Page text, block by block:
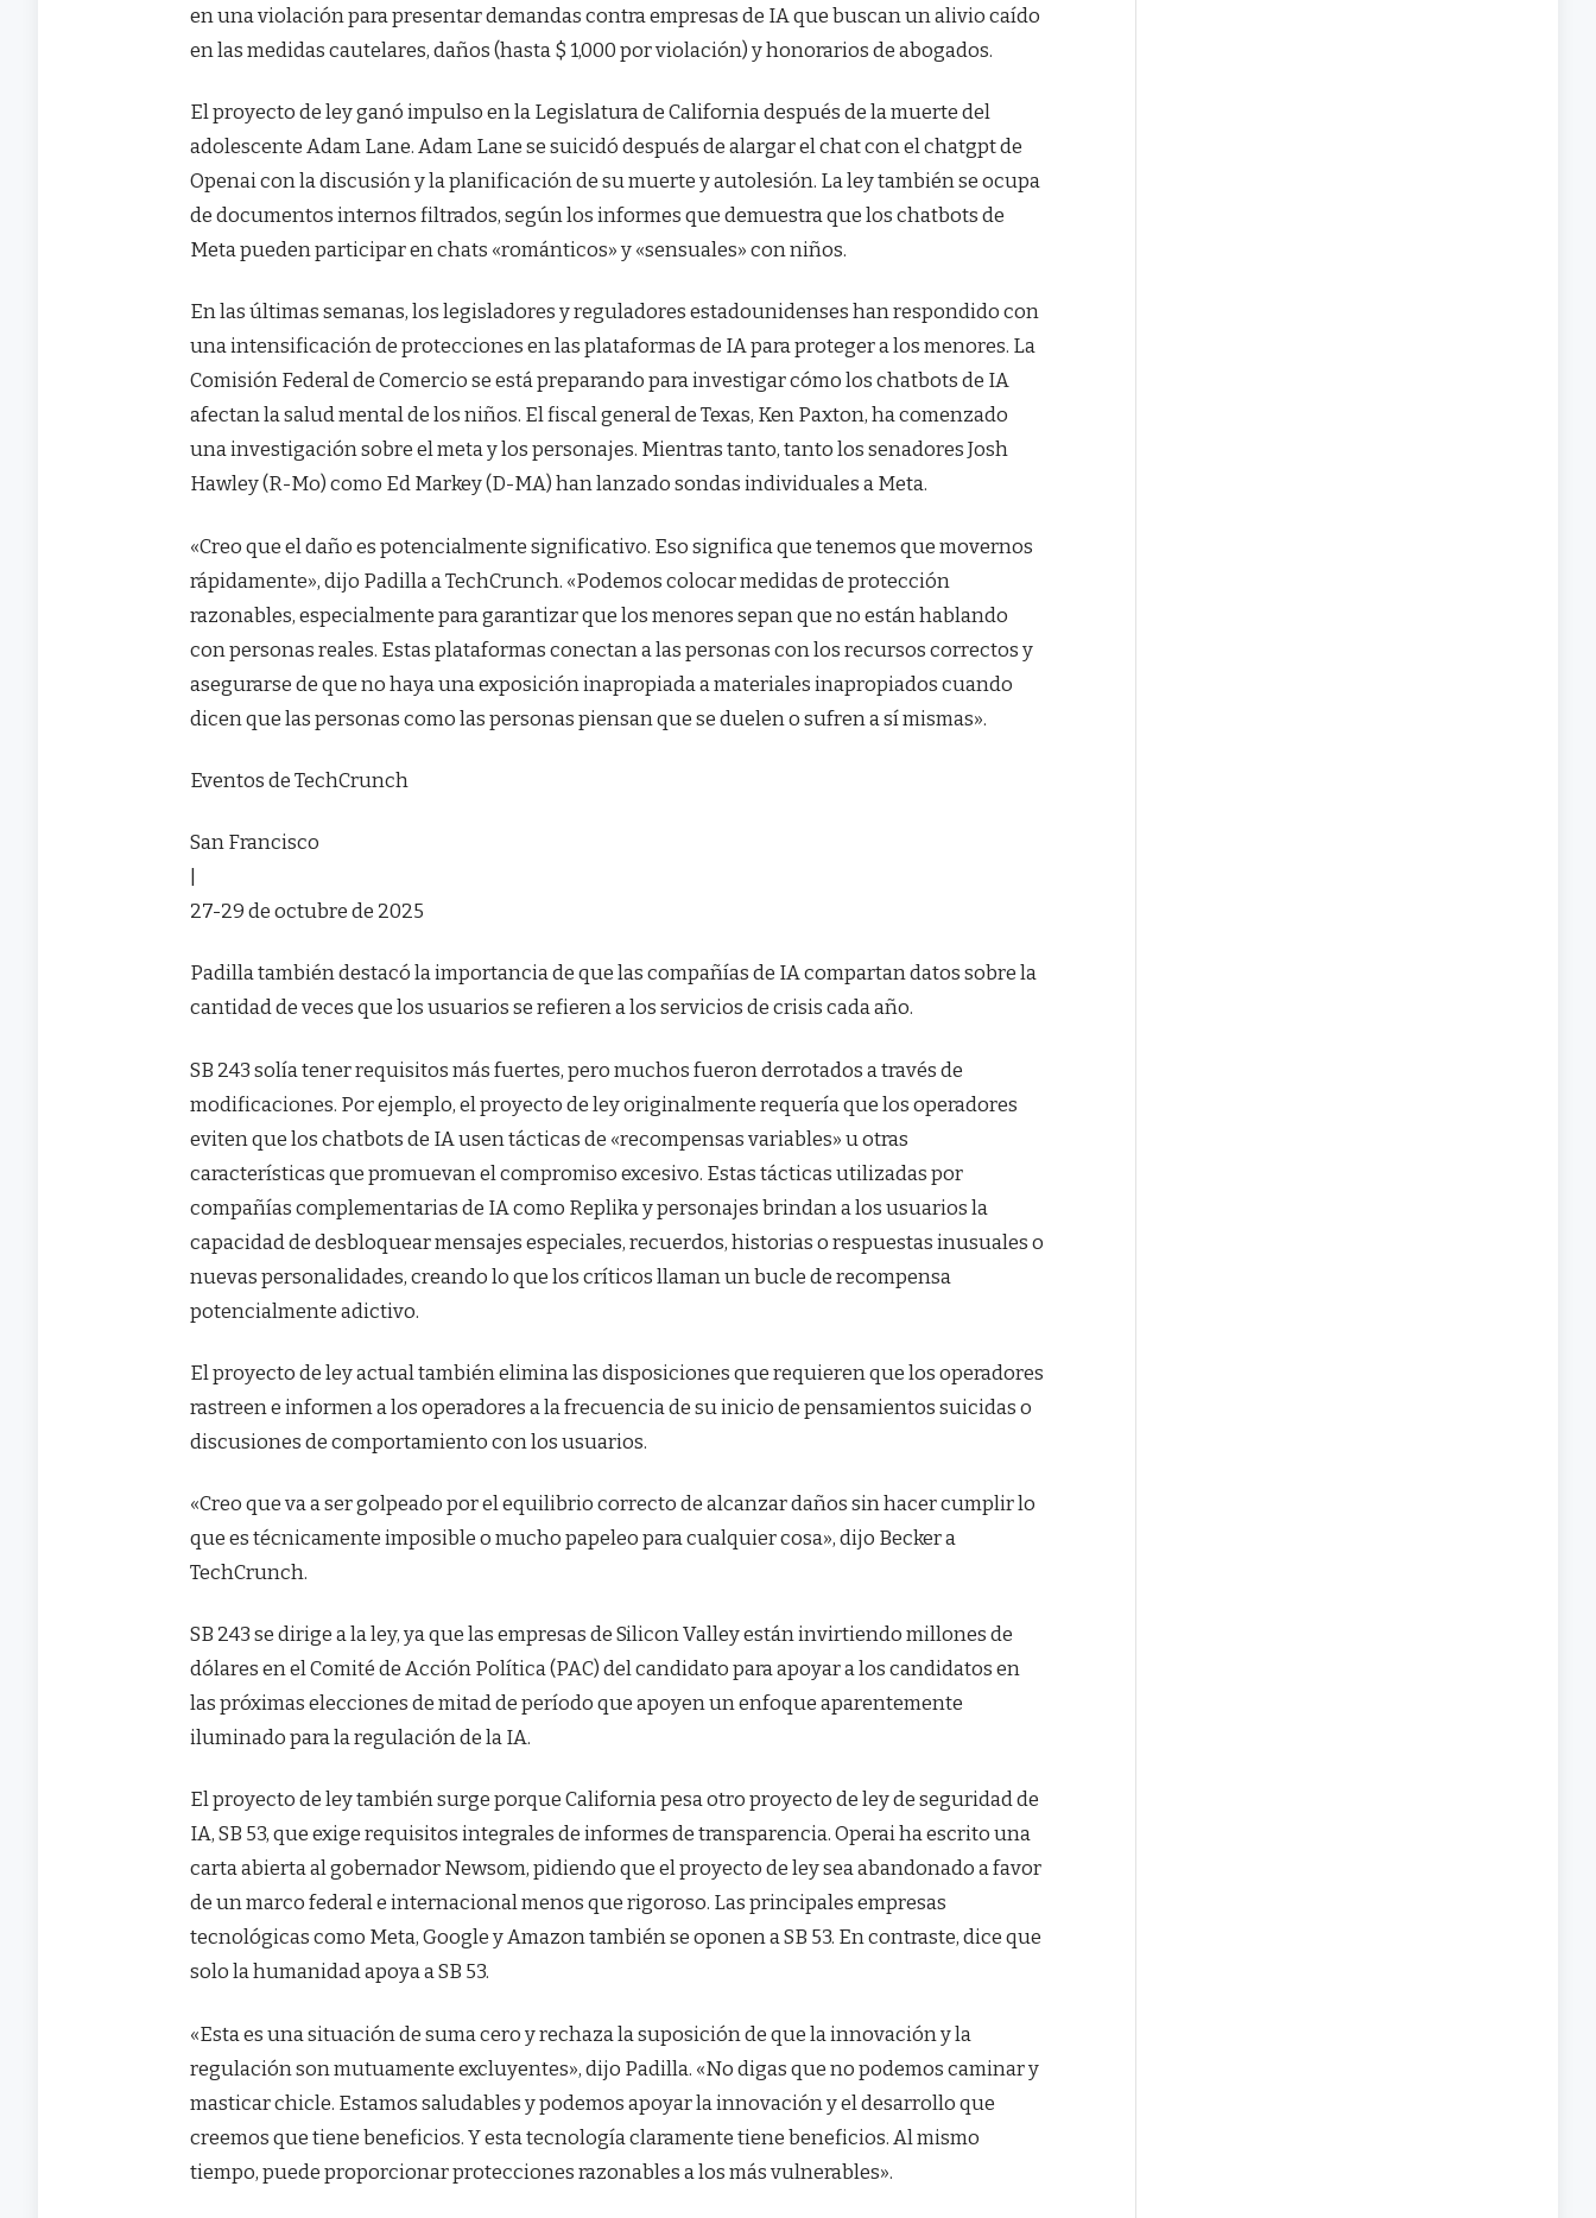
en una violación para presentar demandas contra empresas de IA que buscan un alivio caído
en las medidas cautelares, daños (hasta $ 1,000 por violación) y honorarios de abogados.
El proyecto de ley ganó impulso en la Legislatura de California después de la muerte del
adolescente Adam Lane. Adam Lane se suicidó después de alargar el chat con el chatgpt de
Openai con la discusión y la planificación de su muerte y autolesión. La ley también se ocupa
de documentos internos filtrados, según los informes que demuestra que los chatbots de
Meta pueden participar en chats «románticos» y «sensuales» con niños.
En las últimas semanas, los legisladores y reguladores estadounidenses han respondido con
una intensificación de protecciones en las plataformas de IA para proteger a los menores. La
Comisión Federal de Comercio se está preparando para investigar cómo los chatbots de IA
afectan la salud mental de los niños. El fiscal general de Texas, Ken Paxton, ha comenzado
una investigación sobre el meta y los personajes. Mientras tanto, tanto los senadores Josh
Hawley (R-Mo) como Ed Markey (D-MA) han lanzado sondas individuales a Meta.
«Creo que el daño es potencialmente significativo. Eso significa que tenemos que movernos
rápidamente», dijo Padilla a TechCrunch. «Podemos colocar medidas de protección
razonables, especialmente para garantizar que los menores sepan que no están hablando
con personas reales. Estas plataformas conectan a las personas con los recursos correctos y
asegurarse de que no haya una exposición inapropiada a materiales inapropiados cuando
dicen que las personas como las personas piensan que se duelen o sufren a sí mismas».
Eventos de TechCrunch
San Francisco
27-29 de octubre de 2025
Padilla también destacó la importancia de que las compañías de IA compartan datos sobre la
cantidad de veces que los usuarios se refieren a los servicios de crisis cada año.
SB 243 solía tener requisitos más fuertes, pero muchos fueron derrotados a través de
modificaciones. Por ejemplo, el proyecto de ley originalmente requería que los operadores
eviten que los chatbots de IA usen tácticas de «recompensas variables» u otras
características que promuevan el compromiso excesivo. Estas tácticas utilizadas por
compañías complementarias de IA como Replika y personajes brindan a los usuarios la
capacidad de desbloquear mensajes especiales, recuerdos, historias o respuestas inusuales o
nuevas personalidades, creando lo que los críticos llaman un bucle de recompensa
potencialmente adictivo.
El proyecto de ley actual también elimina las disposiciones que requieren que los operadores
rastreen e informen a los operadores a la frecuencia de su inicio de pensamientos suicidas o
discusiones de comportamiento con los usuarios.
«Creo que va a ser golpeado por el equilibrio correcto de alcanzar daños sin hacer cumplir lo
que es técnicamente imposible o mucho papeleo para cualquier cosa», dijo Becker a
TechCrunch.
SB 243 se dirige a la ley, ya que las empresas de Silicon Valley están invirtiendo millones de
dólares en el Comité de Acción Política (PAC) del candidato para apoyar a los candidatos en
las próximas elecciones de mitad de período que apoyen un enfoque aparentemente
iluminado para la regulación de la IA.
El proyecto de ley también surge porque California pesa otro proyecto de ley de seguridad de
IA, SB 53, que exige requisitos integrales de informes de transparencia. Operai ha escrito una
carta abierta al gobernador Newsom, pidiendo que el proyecto de ley sea abandonado a favor
de un marco federal e internacional menos que rigoroso. Las principales empresas
tecnológicas como Meta, Google y Amazon también se oponen a SB 53. En contraste, dice que
solo la humanidad apoya a SB 53.
«Esta es una situación de suma cero y rechaza la suposición de que la innovación y la
regulación son mutuamente excluyentes», dijo Padilla. «No digas que no podemos caminar y
masticar chicle. Estamos saludables y podemos apoyar la innovación y el desarrollo que
creemos que tiene beneficios. Y esta tecnología claramente tiene beneficios. Al mismo
tiempo, puede proporcionar protecciones razonables a los más vulnerables».